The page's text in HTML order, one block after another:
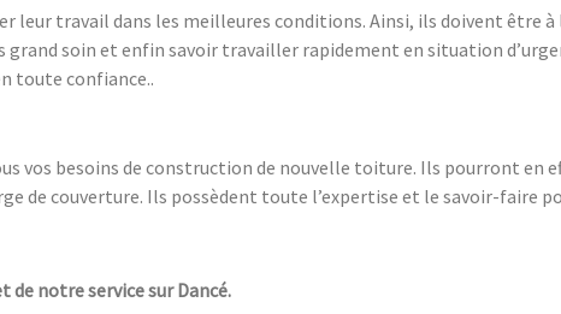
leur travail dans les meilleures conditions. Ainsi, ils doivent être à
soin et enfin savoir travailler rapidement en situation
toute confiance..
vos besoins de construction de nouvelle toiture. Ils pourront en
de couverture. Ils possèdent toute l’expertise et le savoir-faire
notre service sur Dancé.